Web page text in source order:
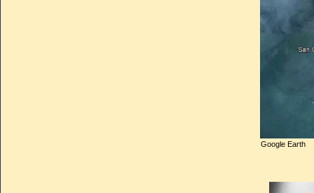
Clemente. Des dossiers
était tout à fait
suppose avoir eut lieu
Google Earth